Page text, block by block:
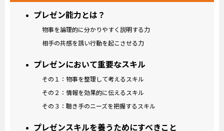
プレゼン能力とは？
物事を論理的に分かりやすく説明する力
相手の共感を誘い行動を起こさせる力
プレゼンにおいて重要なスキル
その１：物事を整理して考えるスキル
その２：情報を効果的に伝えるスキル
その３：聴き手のニーズを把握するスキル
プレゼンスキルを養うためにすべきこと